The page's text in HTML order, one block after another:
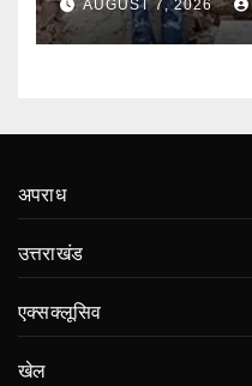
AUGUST 7, 2026
अपराध
उत्तराखंड
एक्सक्लूसिव
खेल